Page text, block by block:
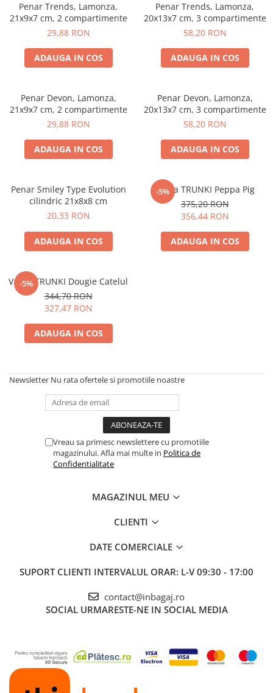
Penar Trends, Lamonza,
21x9x7 cm, 2 compartimente
29,88 RON
ADAUGA IN COS
Penar Trends, Lamonza,
20x13x7 cm, 3 compartimente
58,20 RON
ADAUGA IN COS
Penar Devon, Lamonza,
21x9x7 cm, 2 compartimente
29,88 RON
ADAUGA IN COS
Penar Devon, Lamonza,
20x13x7 cm, 3 compartimente
58,20 RON
ADAUGA IN COS
Penar Smiley Type Evolution
cilindric 21x8x8 cm
20,33 RON
ADAUGA IN COS
-5%
Valiza TRUNKI Peppa Pig
375,20 RON
356,44 RON
ADAUGA IN COS
-5%
Valiza TRUNKI Dougie Catelul
344,70 RON
327,47 RON
ADAUGA IN COS
Newsletter Nu rata ofertele si promotiile noastre
Vreau sa primesc newslettere cu promotiile
magazinului. Afla mai multe in Politica de
Confidentialitate
MAGAZINUL MEU
CLIENTI
DATE COMERCIALE
SUPORT CLIENTI INTERVALUL ORAR: L-V 09:30 - 17:00
contact@inbagaj.ro
SOCIAL URMARESTE-NE IN SOCIAL MEDIA